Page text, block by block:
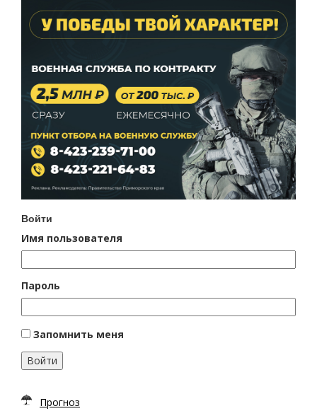
Войти
Имя пользователя
Пароль
Запомнить меня
Войти
Прогноз